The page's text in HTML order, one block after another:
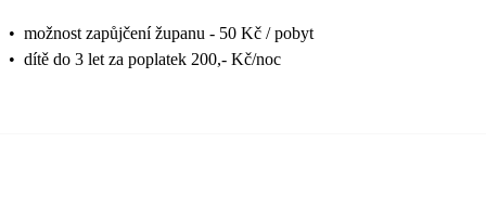
• možnost zapůjčení županu - 50 Kč / pobyt
• dítě do 3 let za poplatek 200,- Kč/noc